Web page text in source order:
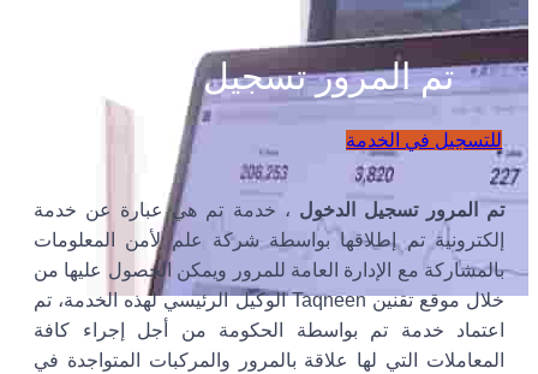
تم المرور تسجيل الدخول
للتسجيل في الخدمة
تم المرور تسجيل الدخول ، خدمة تم هي عبارة عن خدمة
إلكترونية تم إطلاقها بواسطة شركة علم لأمن المعلومات
بالمشاركة مع الإدارة العامة للمرور ويمكن الحصول عليها من
خلال موقع تقنين Taqneen الوكيل الرئيسي لهذه الخدمة، تم
اعتماد خدمة تم بواسطة الحكومة من أجل إجراء كافة
المعاملات التي لها علاقة بالمرور والمركبات المتواجدة في